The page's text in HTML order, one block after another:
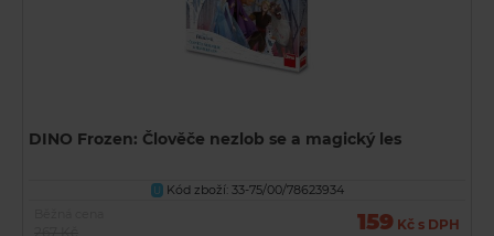
DINO Frozen: Člověče nezlob se a magický les
U Kód zboží: 33-75/00/78623934
159 Kč s DPH